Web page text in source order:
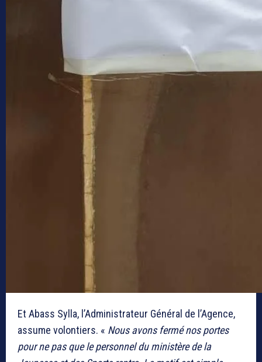
Et Abass Sylla, l’Administrateur Général de l’Agence,
assume volontiers. « Nous avons fermé nos portes
pour ne pas que le personnel du ministère de la